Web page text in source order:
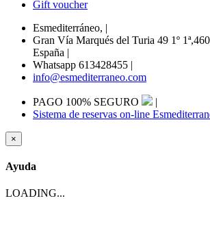
Gift voucher
Esmediterráneo, |
Gran Vía Marqués del Turia 49 1º
España |
Whatsapp 613428455 |
info@esmediterraneo.com
PAGO 100% SEGURO
|
Sistema de reservas on-line
×
Ayuda
LOADING...